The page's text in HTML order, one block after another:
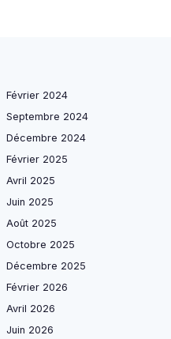
Février 2024
Septembre 2024
Décembre 2024
Février 2025
Avril 2025
Juin 2025
Août 2025
Octobre 2025
Décembre 2025
Février 2026
Avril 2026
Juin 2026